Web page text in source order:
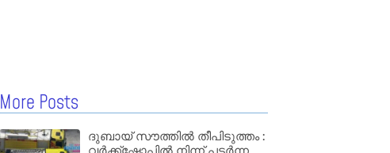
More Posts
ദുബായ് സൗത്തിൽ തീപിടുത്തം :
വർക്ക്‌ഷോപ്പിൽ നിന്ന് പടർന്ന